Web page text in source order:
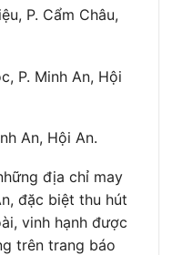
P. Cẩm Châu,
P. Minh An, Hội
An, Hội An.
địa chỉ may
đặc biệt thu hút
vinh hạnh được
trên trang báo